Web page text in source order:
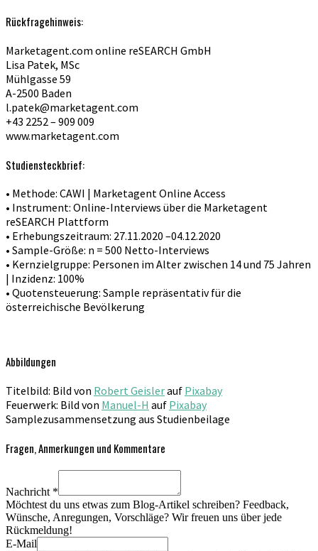
Rückfragehinweis:
Marketagent.com online reSEARCH GmbH
Lisa Patek, MSc
Mühlgasse 59
A-2500 Baden
l.patek@marketagent.com
+43 2252 – 909 009
www.marketagent.com
Studiensteckbrief:
• Methode: CAWI | Marketagent Online Access
• Instrument: Online-Interviews über die Marketagent
reSEARCH Plattform
• Erhebungszeitraum: 27.11.2020 –04.12.2020
• Sample-Größe: n = 500 Netto-Interviews
• Kernzielgruppe: Personen im Alter zwischen 14 und 75 Jahren
| Inzidenz: 100%
• Quotensteuerung: Sample repräsentativ für die
österreichische Bevölkerung
Abbildungen
Titelbild: Bild von Robert Geislerauf Pixabay
Feuerwerk: Bild von Manuel-H auf Pixabay
Samplezusammensetzung aus Studienbeilage
Fragen, Anmerkungen und Kommentare
Nachricht *
Möchtest du uns etwas zum Blog-Artikel schreiben? Feedback,
Wünsche, Anregungen, Vorschläge? Wir freuen uns über jede
Rückmeldung!
E-Mail